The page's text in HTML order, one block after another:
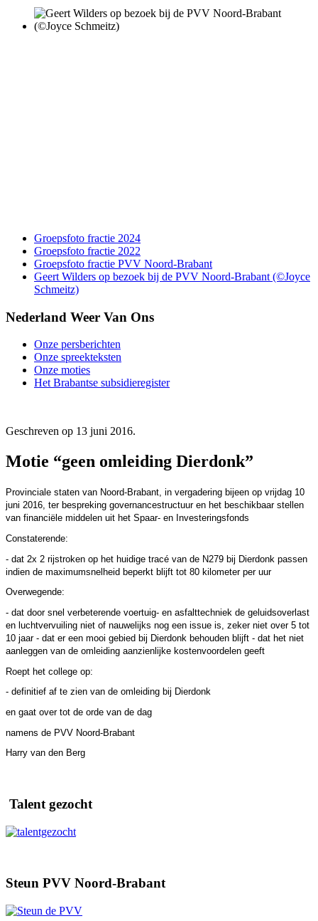
Groepsfoto fractie 2024
Groepsfoto fractie 2022
Groepsfoto fractie PVV Noord-Brabant
Geert Wilders op bezoek bij de PVV Noord-Brabant (©Joyce
Schmeitz)
Nederland Weer Van Ons
Onze persberichten
Onze spreekteksten
Onze moties
Het Brabantse subsidieregister
Geschreven op 13 juni 2016.
Motie “geen omleiding Dierdonk”
Provinciale staten van Noord-Brabant, in vergadering bijeen op vrijdag 10
juni 2016, ter bespreking governancestructuur en het beschikbaar stellen
van financiële middelen uit het Spaar- en Investeringsfonds
Constaterende:
- dat 2x 2 rijstroken op het huidige tracé van de N279 bij Dierdonk passen
indien de maximumsnelheid beperkt blijft tot 80 kilometer per uur
Overwegende:
- dat door snel verbeterende voertuig- en asfalttechniek de geluidsoverlast
en luchtvervuiling niet of nauwelijks nog een issue is, zeker niet over 5 tot
10 jaar - dat er een mooi gebied bij Dierdonk behouden blijft - dat het niet
aanleggen van de omleiding aanzienlijke kostenvoordelen geeft
Roept het college op:
- definitief af te zien van de omleiding bij Dierdonk
en gaat over tot de orde van de dag
namens de PVV Noord-Brabant
Harry van den Berg
Talent gezocht
Steun PVV Noord-Brabant